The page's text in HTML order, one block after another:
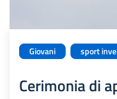
Giovani sport
Cerimonia di